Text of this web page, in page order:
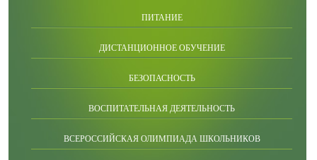
ПИТАНИЕ
ДИСТАНЦИОННОЕ ОБУЧЕНИЕ
БЕЗОПАСНОСТЬ
ВОСПИТАТЕЛЬНАЯ ДЕЯТЕЛЬНОСТЬ
ВСЕРОССИЙСКАЯ ОЛИМПИАДА ШКОЛЬНИКОВ